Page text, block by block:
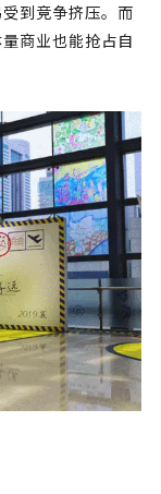
到竞争挤压。而
商业也能抢占自